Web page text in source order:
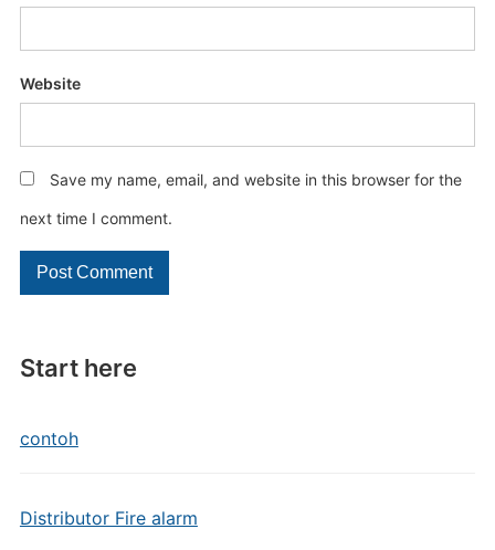
Start here
contoh
Distributor Fire alarm
Website
Save my name, email, and website in this browser for the
next time I comment.